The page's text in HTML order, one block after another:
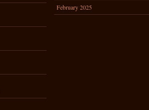
February 2025